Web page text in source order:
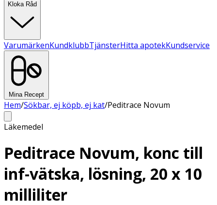
Kloka Råd
VarumärkenKundklubbTjänsterHitta apotekKundservice
Mina Recept
Hem/Sökbar, ej köpb, ej kat/Peditrace Novum
Läkemedel
Peditrace Novum, konc till
inf-vätska, lösning, 20 x 10
milliliter